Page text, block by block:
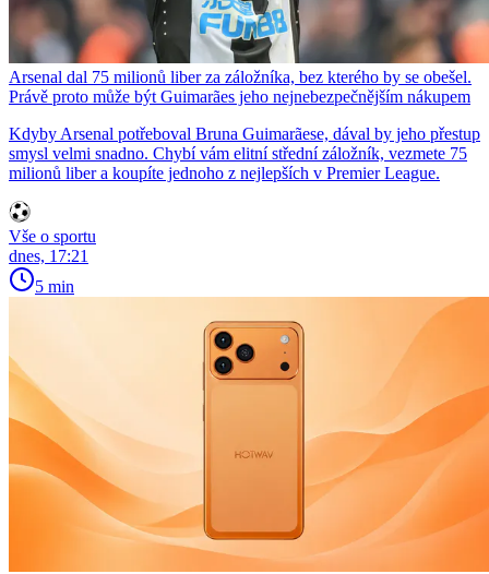
Arsenal dal 75 milionů liber za záložníka, bez kterého by se obešel.
Právě proto může být Guimarães jeho nejnebezpečnějším nákupem
Kdyby Arsenal potřeboval Bruna Guimarãese, dával by jeho přestup
smysl velmi snadno. Chybí vám elitní střední záložník, vezmete 75
milionů liber a koupíte jednoho z nejlepších v Premier League.
Vše o sportu
dnes, 17:21
5 min